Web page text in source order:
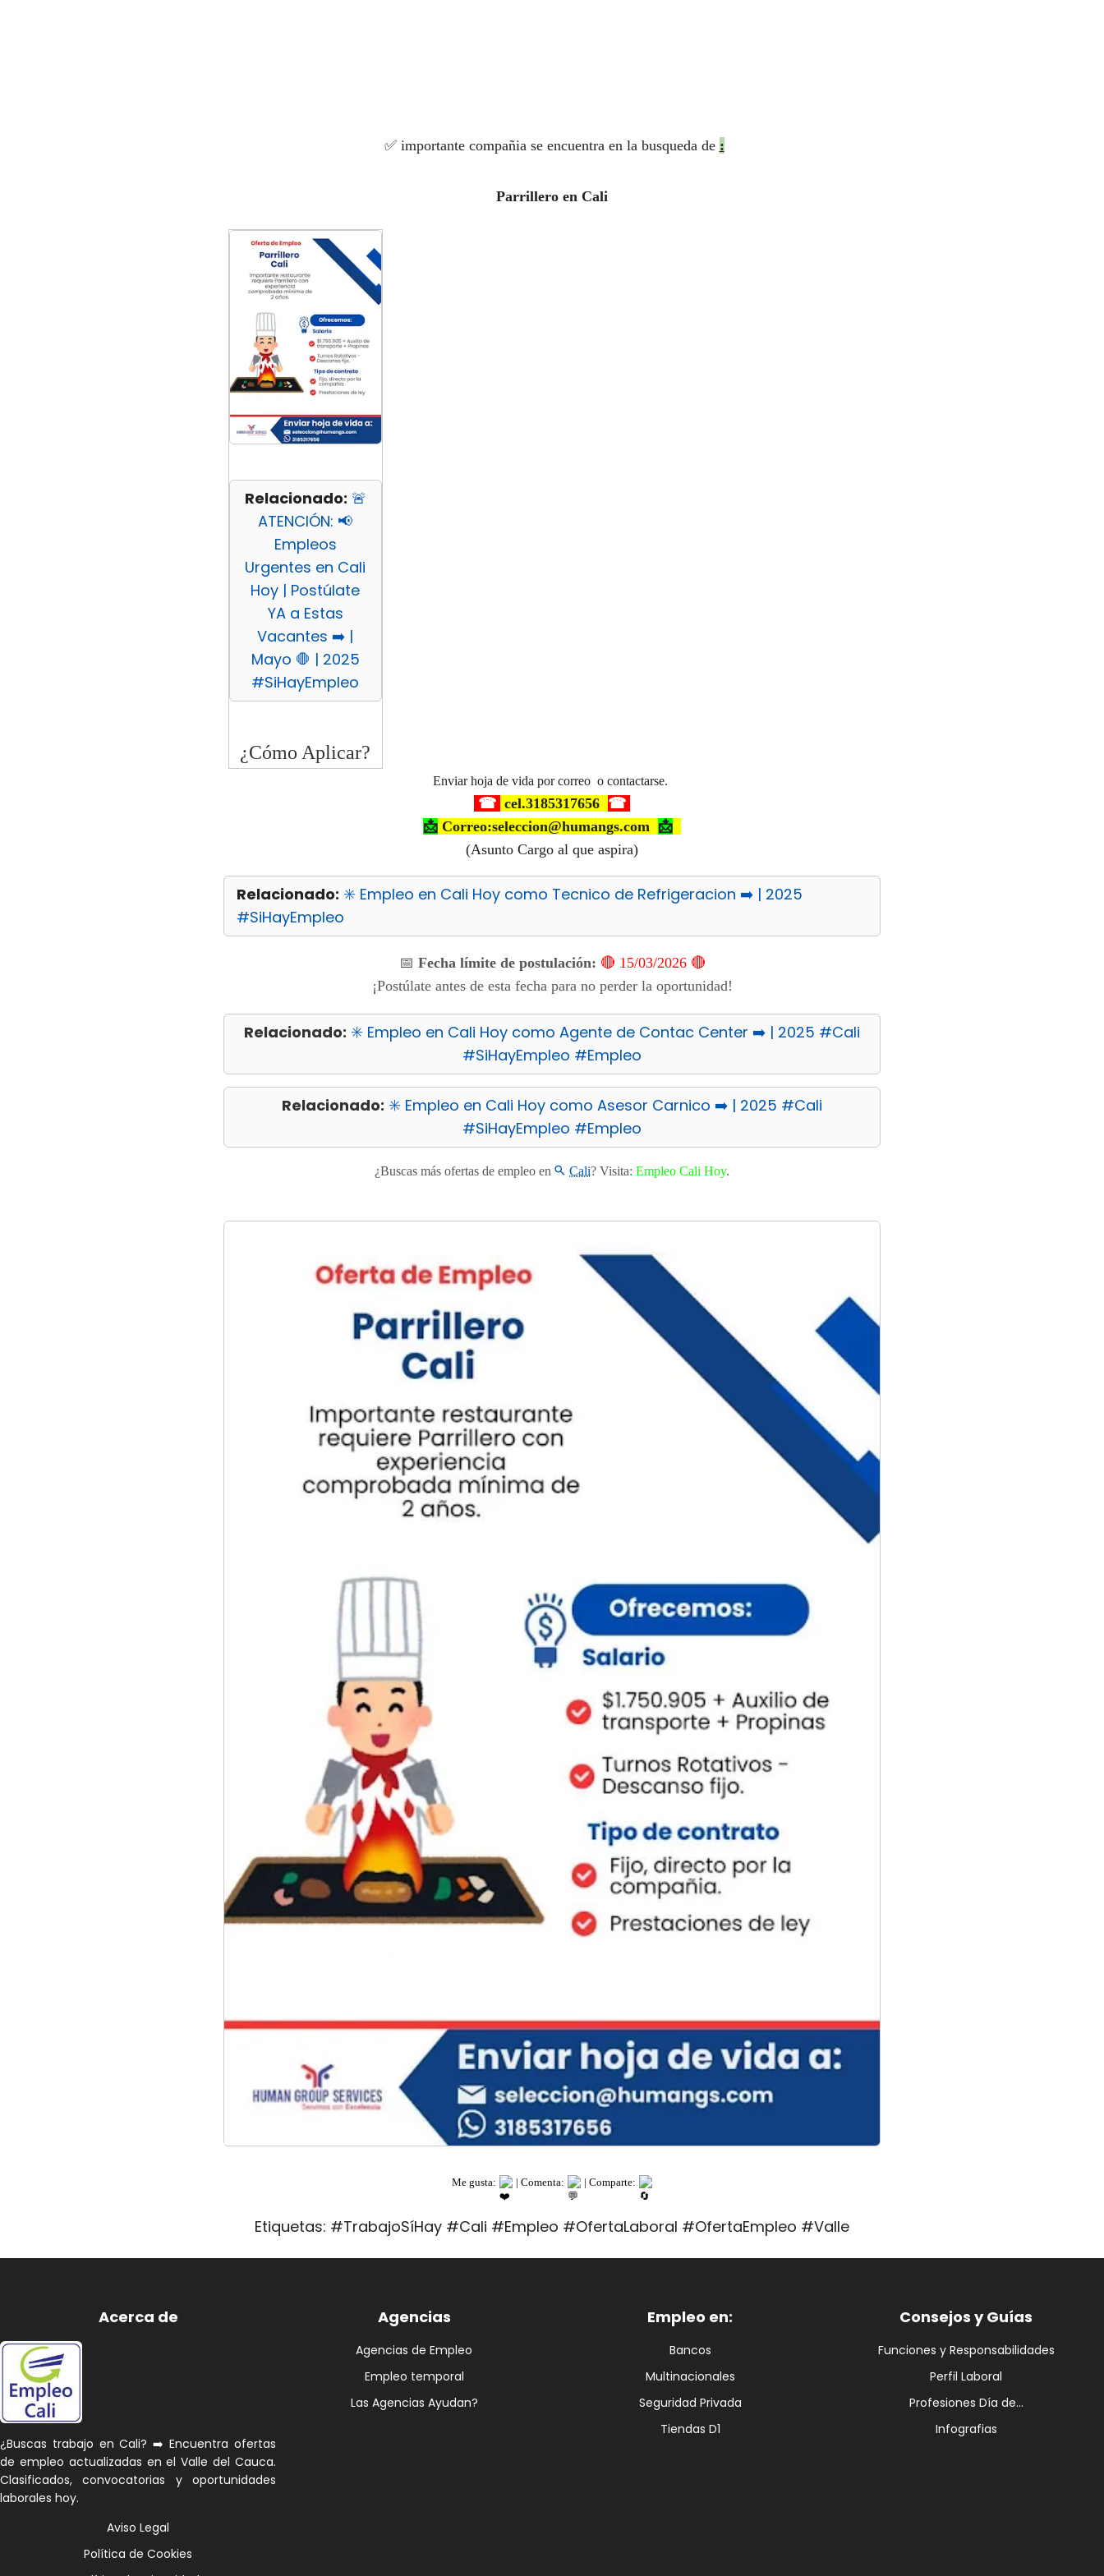
✅ importante compañia se encuentra en la busqueda de :
Parrillero en Cali
Relacionado: 🚨
ATENCIÓN: 📢
Empleos
Urgentes en Cali
Hoy | Postúlate
YA a Estas
Vacantes ➡️ |
Mayo 🛑 | 2025
#SiHayEmpleo
¿Cómo Aplicar?
Enviarhoja de vida por correo o contactarse.
☎ cel.3185317656 ☎
📩 Correo:seleccion@humangs.com 📩
(Asunto Cargo al que aspira)
Relacionado: ✳️ Empleo en Cali Hoy como Tecnico de Refrigeracion ➡️ | 2025
#SiHayEmpleo
📅 Fecha límite de postulación: 🔴 15/03/2026 🔴
¡Postúlate antes de esta fecha para no perder la oportunidad!
Relacionado: ✳️ Empleo en Cali Hoy como Agente de Contac Center ➡️ | 2025 #Cali
#SiHayEmpleo #Empleo
Relacionado: ✳️ Empleo en Cali Hoy como Asesor Carnico ➡️ | 2025 #Cali
#SiHayEmpleo #Empleo
¿Buscas más ofertas de empleo en Cali? Visita: Empleo Cali Hoy.
Me gusta: | Comenta: | Comparte:
Etiquetas: #TrabajoSíHay #Cali #Empleo #OfertaLaboral #OfertaEmpleo #Valle
Acerca de
¿Buscas trabajo en Cali? ➡️ Encuentra ofertas
de empleo actualizadas en el Valle del Cauca.
Clasificados, convocatorias y oportunidades
laborales hoy.
Aviso Legal
Política de Cookies
Agencias
Agencias de Empleo
Empleo temporal
Las Agencias Ayudan?
Empleo en:
Bancos
Multinacionales
Seguridad Privada
Tiendas D1
Consejos y Guías
Funciones y Responsabilidades
Perfil Laboral
Profesiones Día de...
Infografias